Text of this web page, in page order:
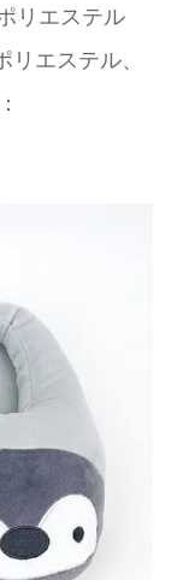
リエステル
エステル、